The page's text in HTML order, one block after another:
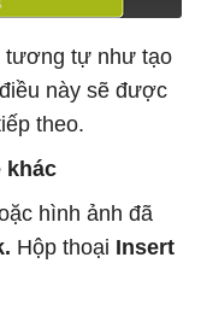
tương tự như tạo
này sẽ được
theo.
khác
hình ảnh đã
Hộp thoại Insert